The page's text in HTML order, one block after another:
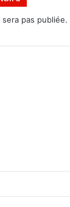
pas publiée.